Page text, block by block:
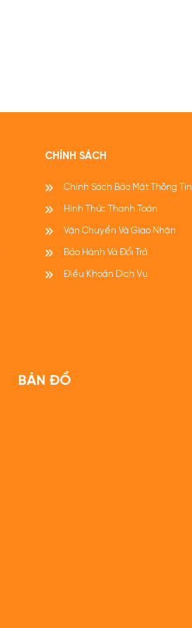
CHÍNH SÁCH
Chính Sách Bảo Mật Thông Tin
Hình Thức Thanh Toán
Vận Chuyển Và Giao Nhận
Bảo Hành Và Đổi Trả
Điều Khoản Dịch Vụ
BẢN ĐỒ